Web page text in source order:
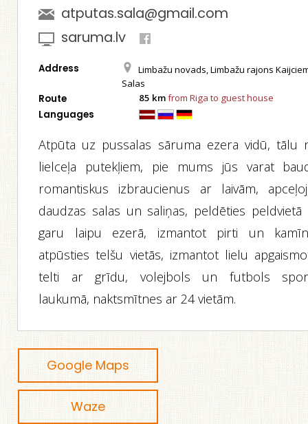
atputas.sala@gmail.com
saruma.lv
Address
Limbažu novads, Limbažu rajons
Salas
Route 85 kmfrom Riga to guest house
Languages
Atpūta uz pussalas sāruma ezera vidū, tālu
lielceļa putekļiem, pie mums jūs varat
romantiskus izbraucienus ar laivām,
daudzas salas un saliņas, peldēties peldvietā
garu laipu ezerā, izmantot pirti un
atpūsties telšu vietās, izmantot lielu
telti ar grīdu, volejbols un futbols
laukumā, naktsmītnes ar 24 vietām.
Google Maps
Waze